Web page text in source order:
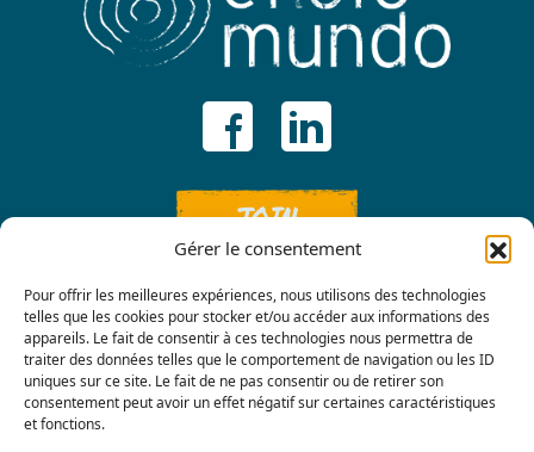
Gérer le consentement
Pour offrir les meilleures expériences, nous utilisons des technologies
telles que les cookies pour stocker et/ou accéder aux informations des
appareils. Le fait de consentir à ces technologies nous permettra de
traiter des données telles que le comportement de navigation ou les ID
uniques sur ce site. Le fait de ne pas consentir ou de retirer son
consentement peut avoir un effet négatif sur certaines caractéristiques
et fonctions.
JOIN
Contact us